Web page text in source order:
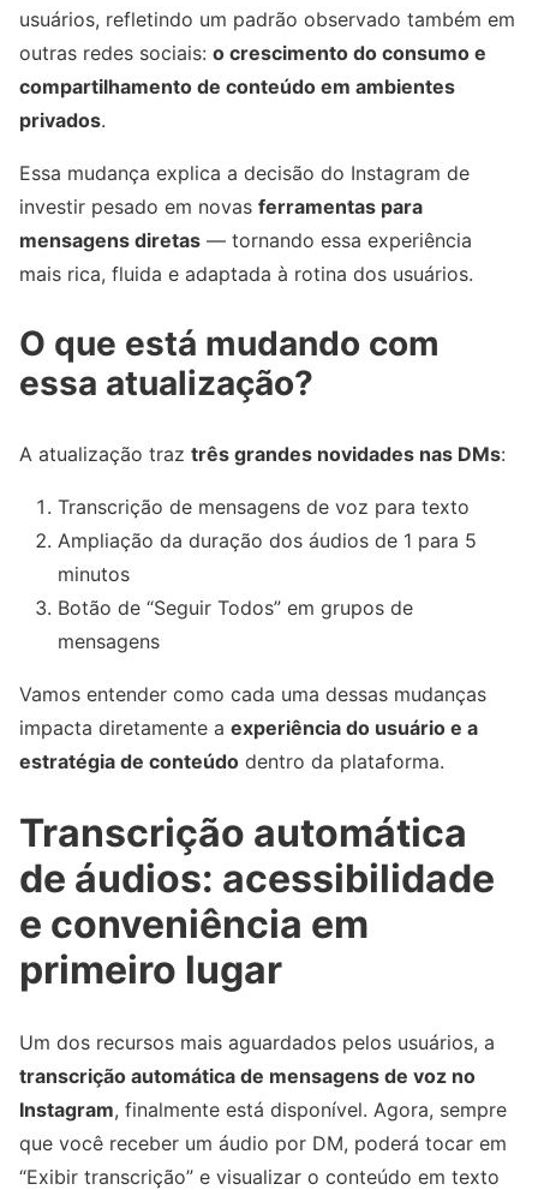
usuários, refletindo um padrão observado também em
outras redes sociais: o crescimento do consumo e
compartilhamento de conteúdo em ambientes
privados.
Essa mudança explica a decisão do Instagram de
investir pesado em novas ferramentas para
mensagens diretas — tornando essa experiência
mais rica, fluida e adaptada à rotina dos usuários.
O que está mudando com
essa atualização?
A atualização traz três grandes novidades nas DMs:
Transcrição de mensagens de voz para texto
Ampliação da duração dos áudios de 1 para 5
minutos
Botão de “Seguir Todos” em grupos de
mensagens
Vamos entender como cada uma dessas mudanças
impacta diretamente a experiência do usuário e a
estratégia de conteúdo dentro da plataforma.
Transcrição automática
de áudios: acessibilidade
e conveniência em
primeiro lugar
Um dos recursos mais aguardados pelos usuários, a
transcrição automática de mensagens de voz no
Instagram, finalmente está disponível. Agora, sempre
que você receber um áudio por DM, poderá tocar em
“Exibir transcrição” e visualizar o conteúdo em texto